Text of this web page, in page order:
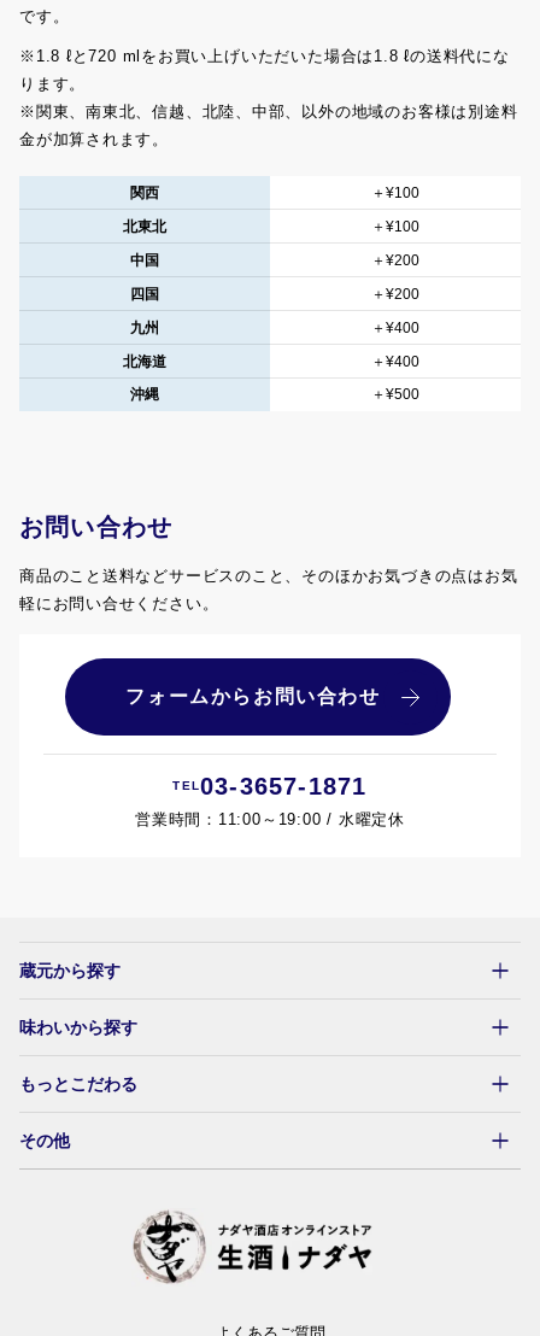
です。
※1.8 ℓと720 mlをお買い上げいただいた場合は1.8 ℓの送料代にな
ります。
※関東、南東北、信越、北陸、中部、以外の地域のお客様は別途料
金が加算されます。
関西 ＋¥100
北東北 ＋¥100
中国 ＋¥200
四国 ＋¥200
九州 ＋¥400
北海道 ＋¥400
沖縄 ＋¥500
お問い合わせ
商品のこと送料などサービスのこと、そのほかお気づきの点はお気
軽にお問い合せください。
フォームからお問い合わせ
TEL03-3657-1871
営業時間：11:00～19:00 / 水曜定休
蔵元から探す
東北
男山本店
はさまや酒造店
奥田酒造店
府中誉
町田酒造
聖酒造
吉川醸造
味わいから探す
華やか 爽やか 果実
もっとこだわる
ライスィー
軽い
その他